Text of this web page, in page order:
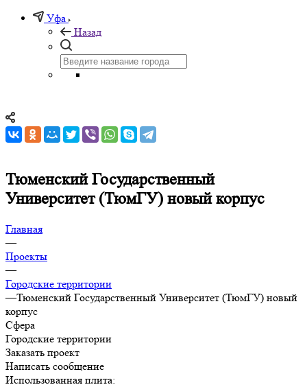
Уфа
Назад
Тюменский Государственный
Университет (ТюмГУ) новый корпус
Главная
—
Проекты
—
Городские территории
—Тюменский Государственный Университет (ТюмГУ) новый
корпус
Сфера
Городские территории
Заказать проект
Написать сообщение
Использованная плита: